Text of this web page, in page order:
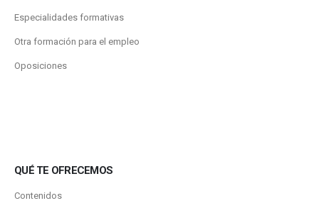
Especialidades formativas
Otra formación para el empleo
Oposiciones
QUÉ TE OFRECEMOS
Contenidos